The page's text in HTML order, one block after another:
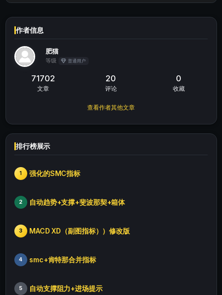
作者信息
肥猫
等级 普通用户
71702
文章
20
评论
0
收藏
查看作者其他文章
排行榜展示
1 强化的SMC指标
2 自动趋势+支撑+斐波那契+箱体
3 MACD XD（副图指标））修改版
4 smc+肯特那合并指标
5 自动支撑阻力+进场提示